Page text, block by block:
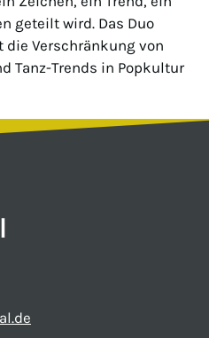
geteilt wird. Das Duo
Verschränkung von
Tanz-Trends in Popkultur